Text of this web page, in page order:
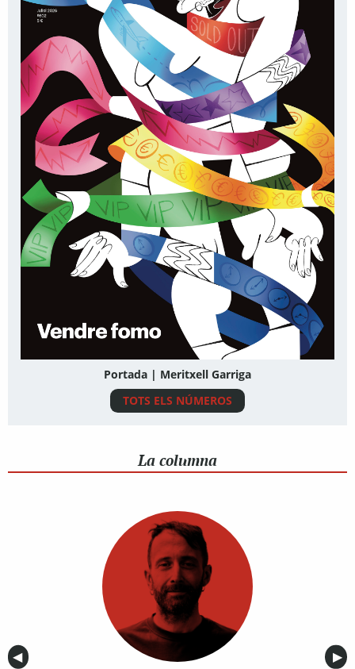
Portada | Meritxell Garriga
TOTS ELS NÚMEROS
La columna
Anterior
◀︎ ▶︎